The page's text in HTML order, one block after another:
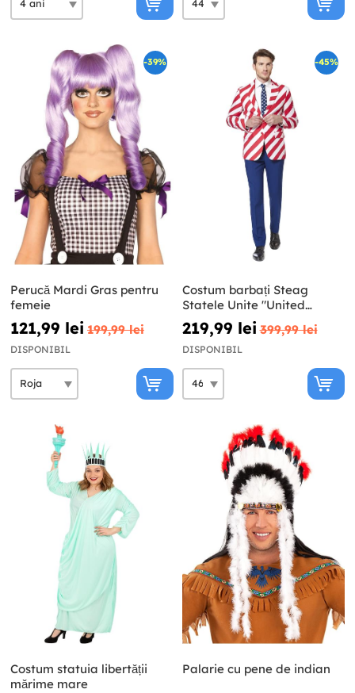
-39%
Perucă Mardi Gras pentru
femeie
121,99 lei 199,99 lei
DISPONIBIL
-45%
Costum barbați Steag
Statele Unite "United
Stripes" - Opposuits
219,99 lei 399,99 lei
DISPONIBIL
Costum statuia libertății
mărime mare
Palarie cu pene de indian